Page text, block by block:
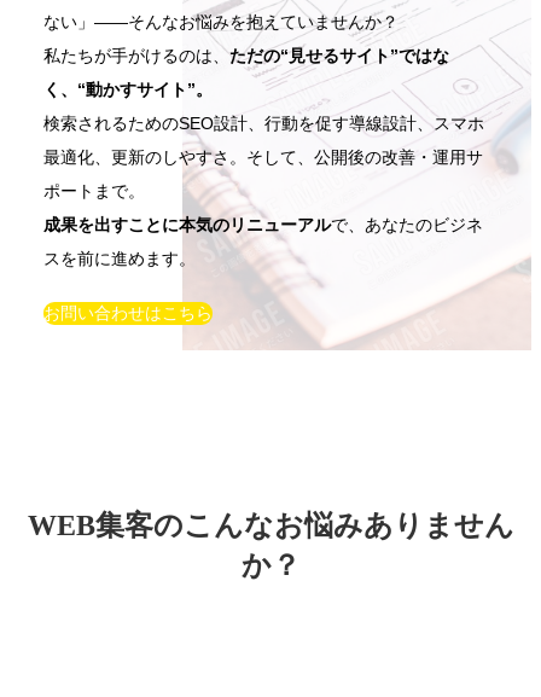
ない」——そんなお悩みを抱えていませんか？
私たちが手がけるのは、ただの“見せるサイト”ではな
く、“動かすサイト”。
検索されるためのSEO設計、行動を促す導線設計、スマホ
最適化、更新のしやすさ。そして、公開後の改善・運用サ
ポートまで。
成果を出すことに本気のリニューアルで、あなたのビジネ
スを前に進めます。
お問い合わせはこちら
WEB集客のこんなお悩みありません
か？